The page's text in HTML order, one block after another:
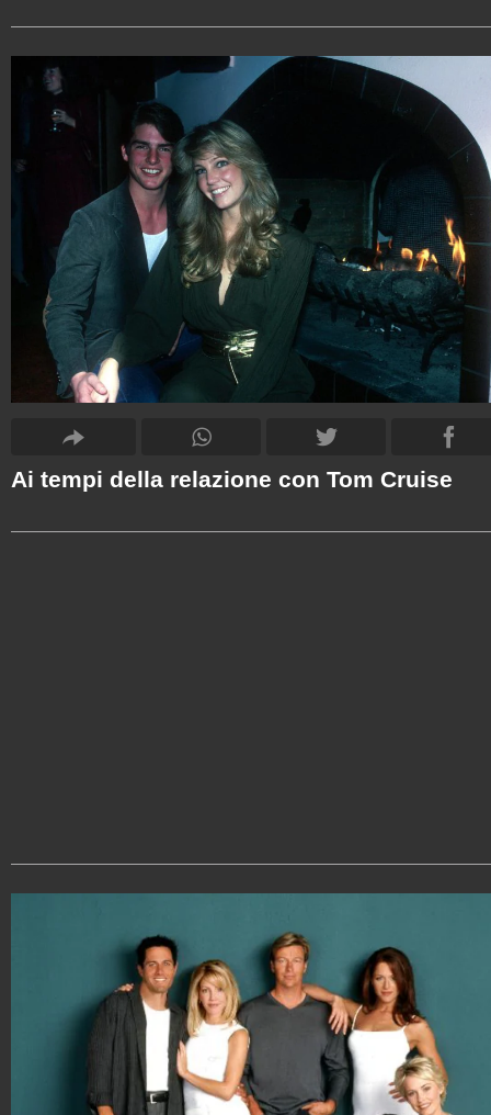
Ai tempi della relazione con Tom Cruise